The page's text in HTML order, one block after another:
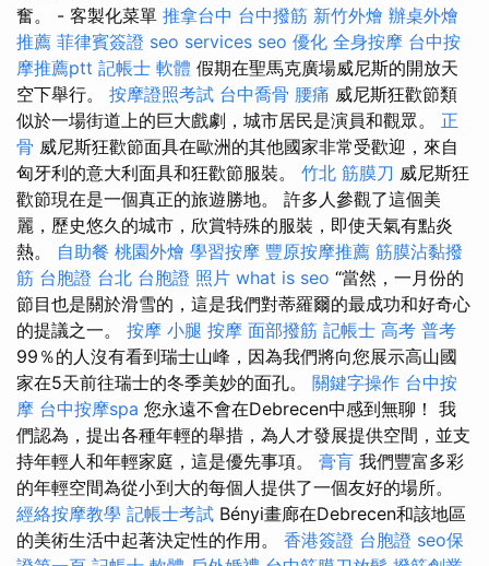
奮。 - 客製化菜單 推拿台中 台中撥筋 新竹外燴 辦桌外燴
推薦 菲律賓簽證 seo services seo 優化 全身按摩 台中按
摩推薦ptt 記帳士 軟體 假期在聖馬克廣場威尼斯的開放天
空下舉行。 按摩證照考試 台中喬骨 腰痛 威尼斯狂歡節類
似於一場街道上的巨大戲劇，城市居民是演員和觀眾。 正
骨 威尼斯狂歡節面具在歐洲的其他國家非常受歡迎，來自
匈牙利的意大利面具和狂歡節服裝。 竹北 筋膜刀 威尼斯狂
歡節現在是一個真正的旅遊勝地。 許多人參觀了這個美
麗，歷史悠久的城市，欣賞特殊的服裝，即使天氣有點炎
熱。 自助餐 桃園外燴 學習按摩 豐原按摩推薦 筋膜沾黏撥
筋 台胞證 台北 台胞證 照片 what is seo “當然，一月份的
節目也是關於滑雪的，這是我們對蒂羅爾的最成功和好奇心
的提議之一。 按摩 小腿 按摩 面部撥筋 記帳士 高考 普考
99％的人沒有看到瑞士山峰，因為我們將向您展示高山國
家在5天前往瑞士的冬季美妙的面孔。 關鍵字操作 台中按
摩 台中按摩spa 您永遠不會在Debrecen中感到無聊！ 我
們認為，提出各種年輕的舉措，為人才發展提供空間，並支
持年輕人和年輕家庭，這是優先事項。 膏肓 我們豐富多彩
的年輕空間為從小到大的每個人提供了一個友好的場所。
經絡按摩教學 記帳士考試 Bényi畫廊在Debrecen和該地區
的美術​​生活中起著決定性的作用。 香港簽證 台胞證 seo保